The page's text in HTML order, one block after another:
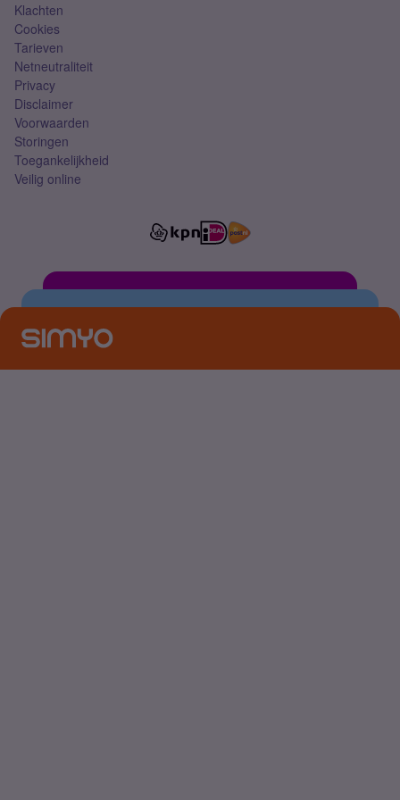
Klachten
Cookies
Tarieven
Netneutraliteit
Privacy
Disclaimer
Voorwaarden
Storingen
Toegankelijkheid
Veilig online